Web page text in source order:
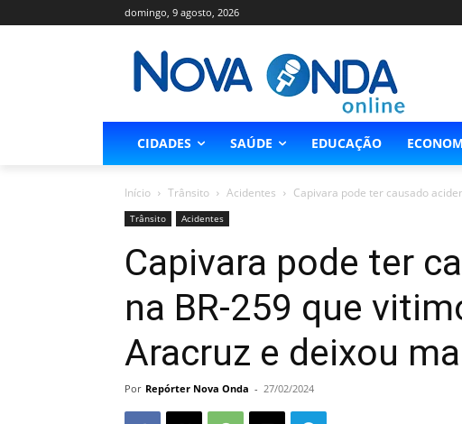
domingo, 9 agosto, 2026
CIDADES SAÚDE EDUCAÇÃO
Início Trânsito Acidentes Capivara pode ter causado
Trânsito Acidentes
Capivara pode ter
na BR-259 que
Aracruz e deixou
Por Repórter Nova Onda - 27/02/2024